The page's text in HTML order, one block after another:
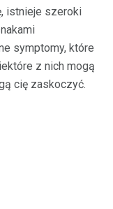
istnieje szeroki
symptomy, które
z nich mogą
cię zaskoczyć.